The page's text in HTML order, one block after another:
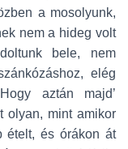
a mosolyunk,
nem a hideg volt
bele, nem
elég
aztán majd’
olyan, mint amikor
ételt, és órákon át